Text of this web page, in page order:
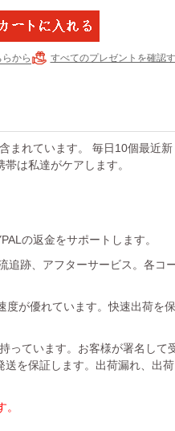
から すべてのプレゼントを確認
まれています。 毎日10個最近新
は私達がケアします。
の返金をサポートします。
追跡、アフターサービス。各コ
度が優れています。快速出荷を保
っています。お客様が署名して
を保証します。出荷漏れ、出荷